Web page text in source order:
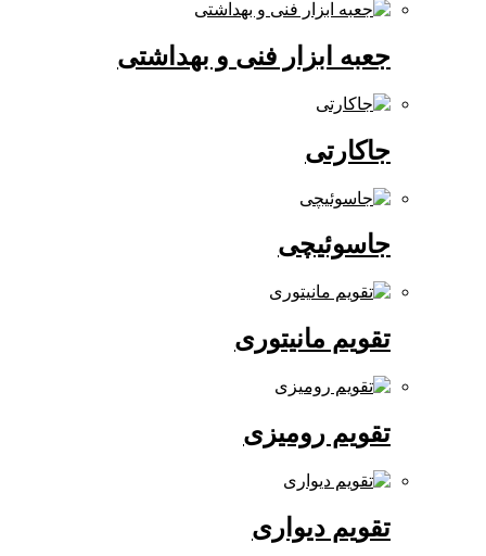
جعبه ابزار فنی و بهداشتی
جاسوئیچی
تقویم مانیتوری
تقویم رومیزی
تقویم دیواری